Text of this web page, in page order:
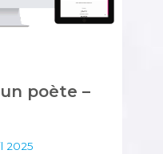
poète –
2025